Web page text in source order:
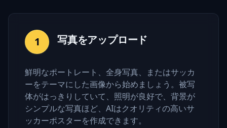
1 写真をアップロード
鮮明なポートレート、全身写真、またはサッカ
ーをテーマにした画像から始めましょう。被写
体がはっきりしていて、照明が良好で、背景が
シンプルな写真ほど、AIはクオリティの高いサ
ッカーポスターを作成できます。